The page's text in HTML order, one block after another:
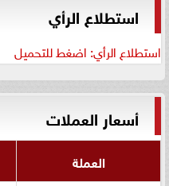
استطلاع الرأي
استطلاع الرأي: اضغط للتحميل
أسعار العملات
العملة